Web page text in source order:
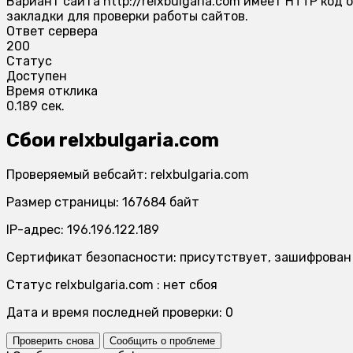
закладки для проверки работы сайтов.
Ответ сервера
200
Статус
Доступен
Время отклика
0.189 сек.
Сбои relxbulgaria.com
Проверяемый вебсайт: relxbulgaria.com
Размер страницы: 167684 байт
IP-адрес: 196.196.122.189
Сертификат безопасности: присутствует, зашифрован
Статус relxbulgaria.com : нет сбоя
Дата и время последней проверки: 0
Проверить снова Сообщить о проблеме